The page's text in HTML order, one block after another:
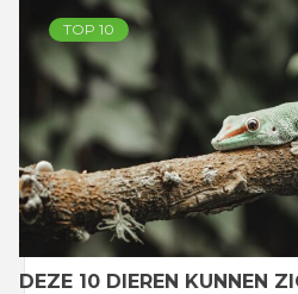
TOP 10
DEZE 10 DIEREN KUNNEN